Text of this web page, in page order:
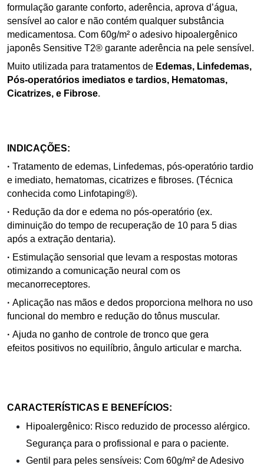
formulação garante conforto, aderência, aprova d’água,
sensível ao calor e não contém qualquer substância
medicamentosa. Com 60g/m² o adesivo hipoalergênico
japonês Sensitive T2® garante aderência na pele sensível.
Muito utilizada para tratamentos de Edemas, Linfedemas,
Pós-operatórios imediatos e tardios, Hematomas,
Cicatrizes, e Fibrose.
INDICAÇÕES:
· Tratamento de edemas, Linfedemas, pós-operatório tardio
e imediato, hematomas, cicatrizes e fibroses. (Técnica
conhecida como Linfotaping®).
· Redução da dor e edema no pós-operatório (ex.
diminuição do tempo de recuperação de 10 para 5 dias
após a extração dentaria).
· Estimulação sensorial que levam a respostas motoras
otimizando a comunicação neural com os
mecanorreceptores.
· Aplicação nas mãos e dedos proporciona melhora no uso
funcional do membro e redução do tônus muscular.
· Ajuda no ganho de controle de tronco que gera
efeitos positivos no equilíbrio, ângulo articular e marcha.
CARACTERÍSTICAS E BENEFÍCIOS:
Hipoalergênico: Risco reduzido de processo alérgico.
Segurança para o profissional e para o paciente.
Gentil para peles sensíveis: Com 60g/m² de Adesivo